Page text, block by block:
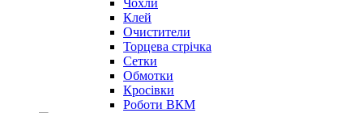
Чохли
Клей
Очистители
Торцева стрічка
Сетки
Обмотки
Кросівки
Роботи ВКМ